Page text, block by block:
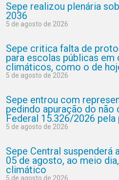
Sepe realizou plenária
2036
5 de agosto de 2026
Sepe critica falta de
para escolas públicas em
climáticos, como o de
5 de agosto de 2026
Sepe entrou com
pedindo apuração do
Federal 15.326/2026
5 de agosto de 2026
Sepe Central suspenderá
05 de agosto, ao meio
climático
5 de agosto de 2026